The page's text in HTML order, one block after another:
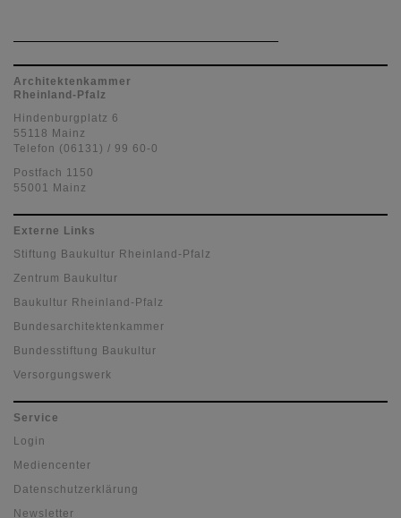
Architektenkammer
Rheinland-Pfalz
Hindenburgplatz 6
55118 Mainz
Telefon (06131) / 99 60-0
Postfach 1150
55001 Mainz
Externe Links
Stiftung Baukultur Rheinland-Pfalz
Zentrum Baukultur
Baukultur Rheinland-Pfalz
Bundesarchitektenkammer
Bundesstiftung Baukultur
Versorgungswerk
Service
Login
Mediencenter
Datenschutzerklärung
Newsletter